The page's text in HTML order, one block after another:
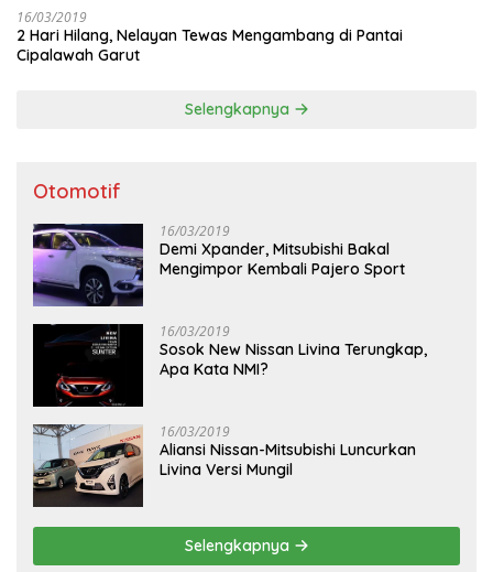
16/03/2019
2 Hari Hilang, Nelayan Tewas Mengambang di Pantai
Cipalawah Garut
Selengkapnya
Otomotif
16/03/2019
Demi Xpander, Mitsubishi Bakal
Mengimpor Kembali Pajero Sport
16/03/2019
Sosok New Nissan Livina Terungkap,
Apa Kata NMI?
16/03/2019
Aliansi Nissan-Mitsubishi Luncurkan
Livina Versi Mungil
Selengkapnya